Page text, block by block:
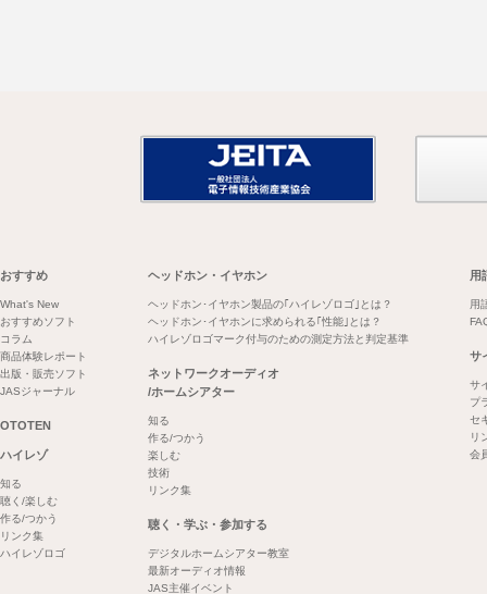
おすすめ
What's New
おすすめソフト
コラム
商品体験レポート
出版・販売ソフト
JASジャーナル
OTOTEN
ハイレゾ
知る
聴く/楽しむ
作る/つかう
リンク集
ハイレゾロゴ
ヘッドホン・イヤホン
ヘッドホン･イヤホン製品の｢ハイレゾロゴ｣とは？
ヘッドホン･イヤホンに求められる｢性能｣とは？
ハイレゾロゴマーク付与のための測定方法と判定基準
ネットワークオーディオ
/ホームシアター
知る
作る/つかう
楽しむ
技術
リンク集
聴く・学ぶ・参加する
デジタルホームシアター教室
最新オーディオ情報
JAS主催イベント
用
用
サ
サ
プ
セ
リ
会